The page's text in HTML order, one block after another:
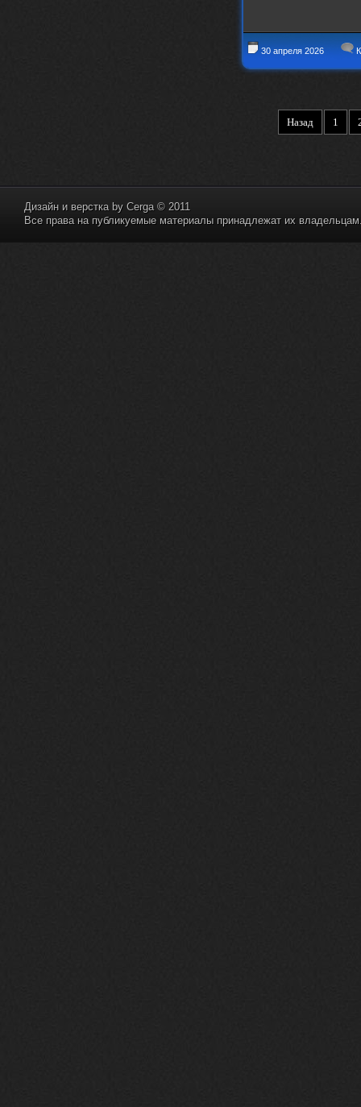
30 апреля 2026
Назад 1
Дизайн и верстка by Cerga© 2011
Все права на публикуемые материалы принадлежат их